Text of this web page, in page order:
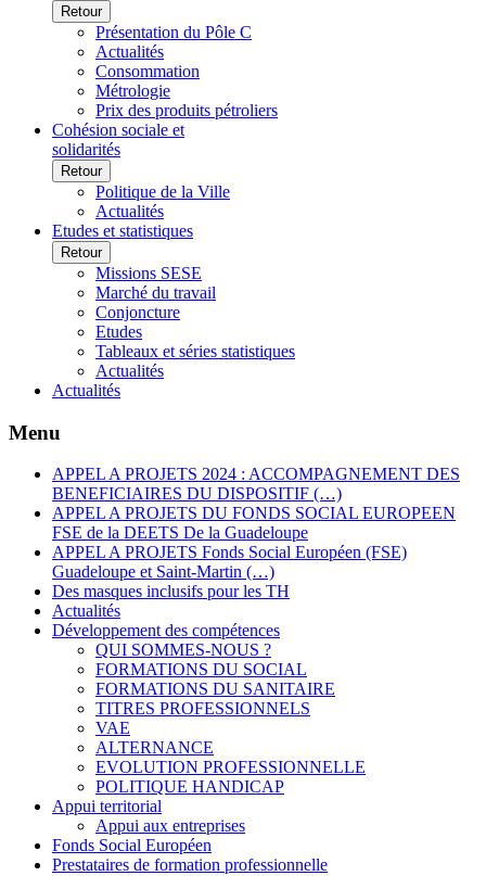
Retour
Présentation du Pôle C
Actualités
Consommation
Métrologie
Prix des produits pétroliers
Cohésion sociale et
solidarités
Retour
Politique de la Ville
Actualités
Etudes et statistiques
Retour
Missions SESE
Marché du travail
Conjoncture
Etudes
Tableaux et séries statistiques
Actualités
Actualités
Menu
APPEL A PROJETS 2024 : ACCOMPAGNEMENT DES
BENEFICIAIRES DU DISPOSITIF (…)
APPEL A PROJETS DU FONDS SOCIAL EUROPEEN
FSE de la DEETS De la Guadeloupe
APPEL A PROJETS Fonds Social Européen (FSE)
Guadeloupe et Saint-Martin (…)
Des masques inclusifs pour les TH
Actualités
Développement des compétences
QUI SOMMES-NOUS ?
FORMATIONS DU SOCIAL
FORMATIONS DU SANITAIRE
TITRES PROFESSIONNELS
VAE
ALTERNANCE
EVOLUTION PROFESSIONNELLE
POLITIQUE HANDICAP
Appui territorial
Appui aux entreprises
Fonds Social Européen
Prestataires de formation professionnelle